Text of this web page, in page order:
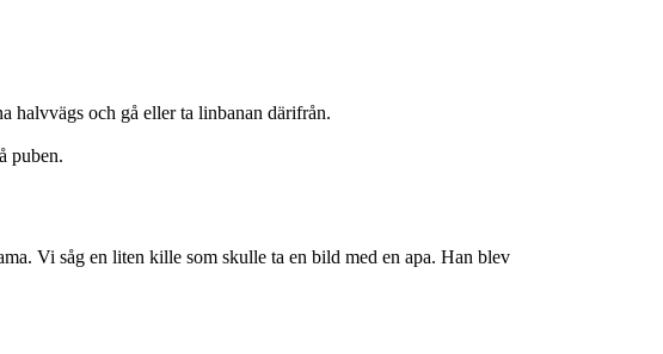
halvvägs och gå eller ta linbanan därifrån.
puben.
Vi såg en liten kille som skulle ta en bild med en apa. Han blev